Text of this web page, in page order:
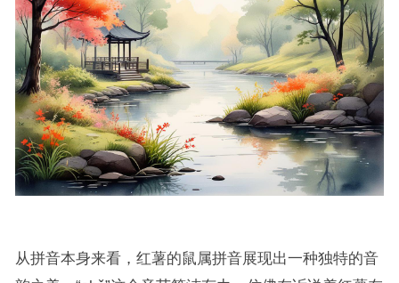
从拼音本身来看，红薯的鼠属拼音展现出一种独特的音